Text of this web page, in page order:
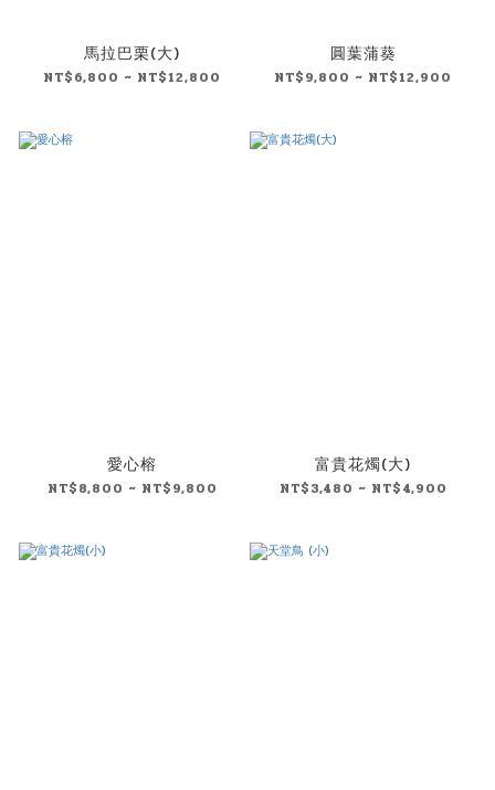
馬拉巴栗(大)
NT$6,800 ~ NT$12,800
圓葉蒲葵
NT$9,800 ~ NT$12,900
愛心榕
NT$8,800 ~ NT$9,800
富貴花燭(大)
NT$3,480 ~ NT$4,900